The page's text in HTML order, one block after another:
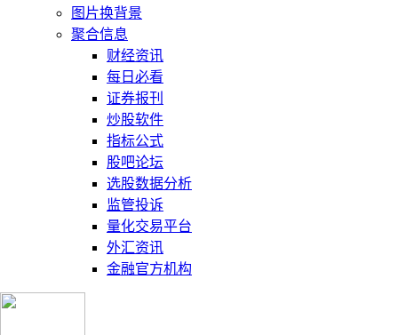
图片换背景
聚合信息
财经资讯
每日必看
证券报刊
炒股软件
指标公式
股吧论坛
选股数据分析
监管投诉
量化交易平台
外汇资讯
金融官方机构